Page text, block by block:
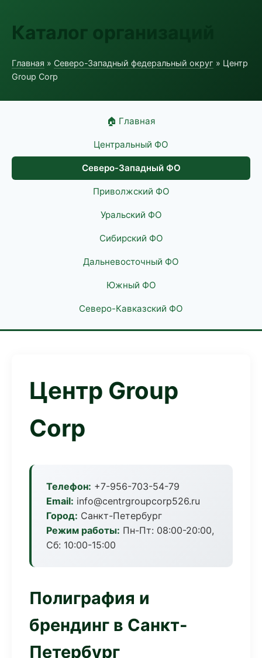
Каталог организаций
Главная » Северо-Западный федеральный округ » Центр
Group Corp
🏠 Главная
Центральный ФО
Северо-Западный ФО
Приволжский ФО
Уральский ФО
Сибирский ФО
Дальневосточный ФО
Южный ФО
Северо-Кавказский ФО
Центр Group
Corp
Телефон: +7-956-703-54-79
Email: info@centrgroupcorp526.ru
Город: Санкт-Петербург
Режим работы: Пн-Пт: 08:00-20:00,
Сб: 10:00-15:00
Полиграфия и
брендинг в Санкт-
Петербург